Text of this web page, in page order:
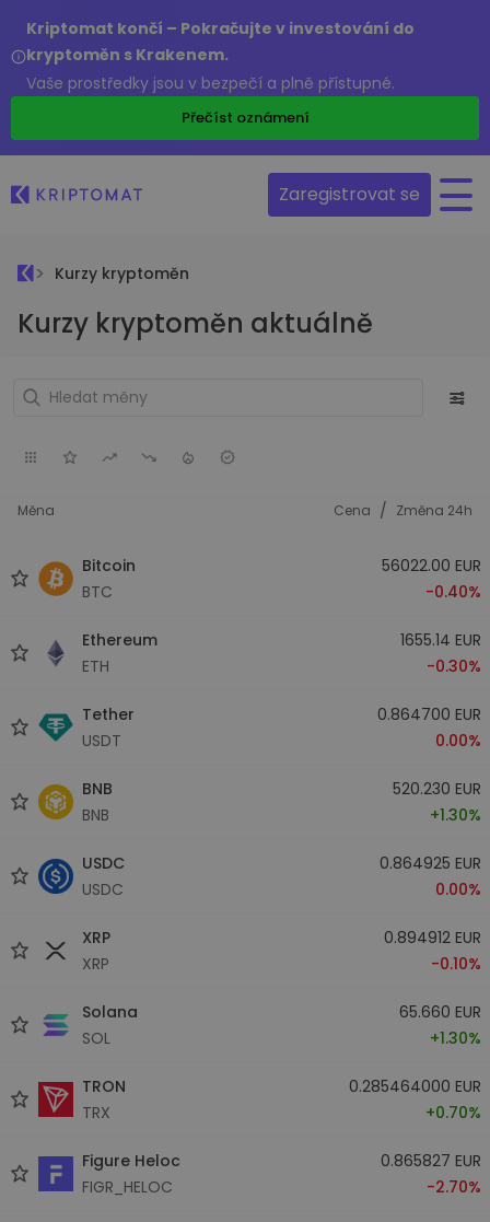
Kriptomat končí – Pokračujte v investování do
kryptoměn s Krakenem.
Vaše prostředky jsou v bezpečí a plně přístupné.
Přečíst oznámení
Zaregistrovat se
Kurzy kryptoměn
Kurzy kryptoměn aktuálně
Měna Cena / Změna 24h
Bitcoin
BTC
56022.00 EUR
-0.40%
Ethereum
ETH
1655.14 EUR
-0.30%
Tether
USDT
0.864700 EUR
0.00%
BNB
BNB
520.230 EUR
+1.30%
USDC
USDC
0.864925 EUR
0.00%
XRP
XRP
0.894912 EUR
-0.10%
Solana
SOL
65.660 EUR
+1.30%
TRON
TRX
0.285464000 EUR
+0.70%
Figure Heloc
FIGR_HELOC
0.865827 EUR
-2.70%